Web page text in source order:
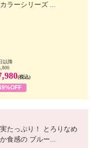
ラーシリーズ ...
以降
(税込)
たっぷり！ とろりなめ
食感の ブルー...